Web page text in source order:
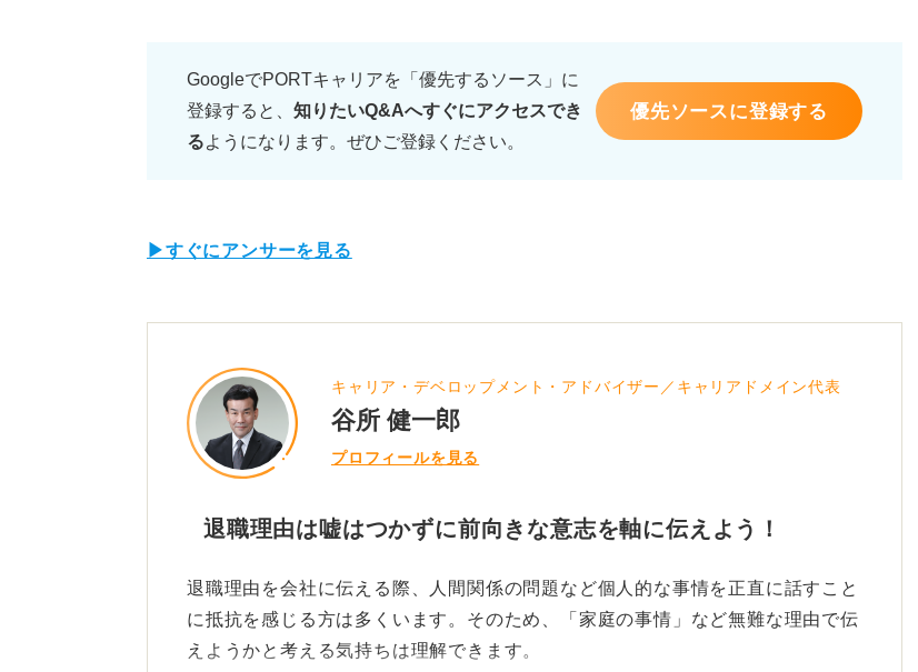
GoogleでPORTキャリアを「優先するソース」に
登録すると、 知りたいQ&Aへすぐにアクセスでき
るようになります。ぜひご登録ください。
優先ソースに登録する
▶すぐにアンサーを見る
キャリア・デベロップメント・アドバイザー／キャリアドメイン代表
谷所 健一郎
プロフィールを見る
退職理由は嘘はつかずに前向きな意志を軸に伝えよう！
退職理由を会社に伝える際、人間関係の問題など個人的な事情を正直に話すこと
に抵抗を感じる方は多くいます。そのため、「家庭の事情」など無難な理由で伝
えようかと考える気持ちは理解できます。